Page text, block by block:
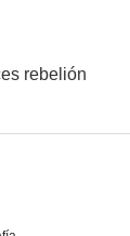
rebelión